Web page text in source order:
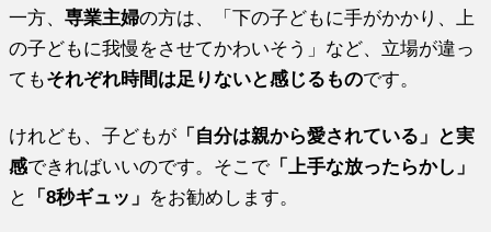
一方、専業主婦の方は、「下の子どもに手がかかり、上
の子どもに我慢をさせてかわいそう」など、立場が違っ
てもそれぞれ時間は足りないと感じるものです。
けれども、子どもが 「自分は親から愛されている」と実
感できればいいのです。そこで 「上手な放ったらかし」
と
「8秒ギュッ」 をお勧めします。